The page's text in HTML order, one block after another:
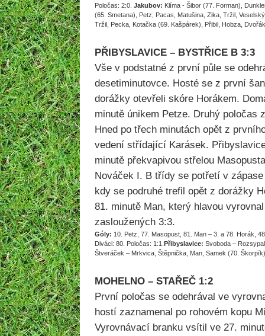
Poločas: 2:0. Jakubov: Klíma - Šibor (77. Forman),
(65. Smetana), Petz, Pacas, Matušina, Zika, Tržil,
Tržil, Pecka, Kotačka (69. Kašpárek), Přibil, Hobza,
PŘIBYSLAVICE – BYSTŘICE B 3:3
Vše v podstatné z první půle se
desetiminutovce. Hosté se z první
dorážky otevřeli skóre Horákem.
minutě únikem Petze. Druhý poločas
Hned po třech minutách opět z
vedení střídající Karásek.
minutě překvapivou střelou
Nováček I. B třídy se potřetí v
kdy se podruhé trefil opět z dorážky
81. minutě Man, který hlavou
zasloužených 3:3.
Góly: 10. Petz, 77. Masopust, 81. Man – 3. a 78. Horák,
Diváci: 80. Poločas: 1:1. Přibyslavice: Svoboda –
Štveráček – Mrkvica, Štěpnička, Man, Samek (70.
MOHELNO – STAŘEČ 1:2
První poločas se odehrával ve
hostí zaznamenal po rohovém kopu
Vyrovnávací branku vsítil ve 27.